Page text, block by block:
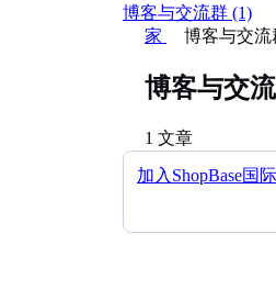
博客与交流群 (1)
家
博客与交流
博客与交
1 文章
加入ShopBase国